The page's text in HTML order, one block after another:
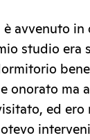
avvenuto in
studio era
onorato ma
ed